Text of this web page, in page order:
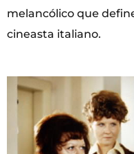
melancólico que
cineasta italiano.